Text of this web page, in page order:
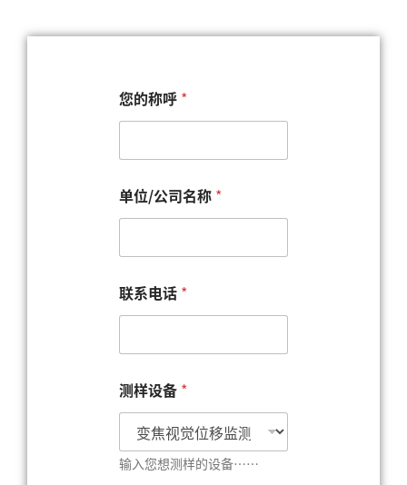
您的称呼 *
单位/公司名称 *
联系电话 *
测样设备 *
输入您想测样的设备……